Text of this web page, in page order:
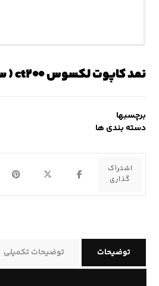
نمد کاپوت لکسوس ct۲۰۰ ( سی تی ۲۰۰ )
برچسبها
دسته بندی ها
توضیحات توضیحات تکمیلی